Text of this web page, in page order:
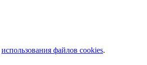
использования файлов cookies.